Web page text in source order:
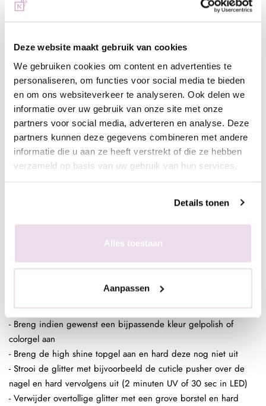
Deze website maakt gebruik van cookies
We gebruiken cookies om content en advertenties te
personaliseren, om functies voor social media te bieden
en om ons websiteverkeer te analyseren. Ook delen we
informatie over uw gebruik van onze site met onze
partners voor social media, adverteren en analyse. Deze
partners kunnen deze gegevens combineren met andere
informatie die u aan ze heeft verstrekt of die ze hebben
verzameld op basis van uw gebruik van hun services.
Details tonen
Alles toestaan
Aanpassen
top)
kleurbehoud van de glitter)
- Bereid de natuurlijke nagel voor door de glans te verwijderen,
dehydrateren met magic prep en de ultrabond aan te brengen
- Breng de rubber base, superbond base gel, of Be Jeweled
base/top aan
- Pak met de fluffy brush een kleine hoeveelheid glitters op en
poets deze in de plaklaag van de gelpolish.
- Enkele seconden fixeren in de lamp
- Breng de rubber base, superbond base gel, of Be Jeweled
- Pak met de fluffy brush een kleine hoeveelheid glitters op en
- Enkele seconden fixeren in de lamp
- Aflakken met topcoat (voor de natuurlijke nagels Be Jeweled
top)
Als sugar effect met high shine:
- Vijl de kunstnagels in model
- Breng indien gewenst een bijpassende kleur gelpolish of
colorgel aan
- Breng de high shine topgel aan en hard deze nog niet uit
- Strooi de glitter met bijvoorbeeld de cuticle pusher over de
nagel en hard vervolgens uit (2 minuten UV of 30 sec in LED)
- Verwijder overtollige glitter met een grove borstel en hard